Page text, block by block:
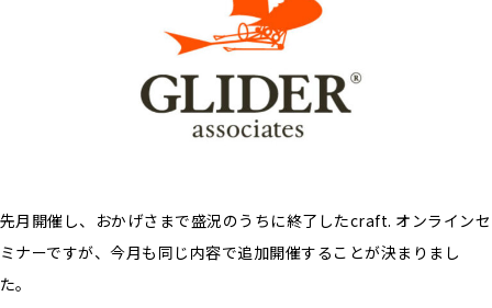
先月開催し、おかげさまで盛況のうちに終了したcraft. オンラインセ
ミナーですが、今月も同じ内容で追加開催することが決まりまし
た。